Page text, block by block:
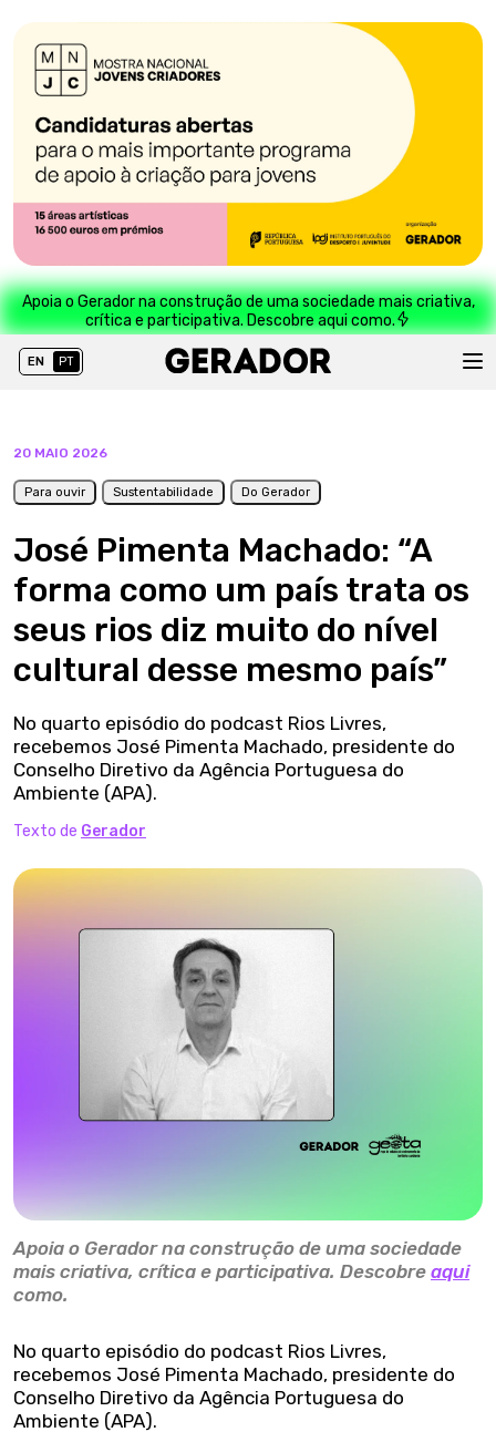
Apoia o Gerador na construção de uma sociedade mais criativa,
crítica e participativa. Descobre aqui como.
EN PT
20 MAIO 2026
Para ouvir Sustentabilidade Do Gerador
José Pimenta Machado: “A
forma como um país trata os
seus rios diz muito do nível
cultural desse mesmo país”
No quarto episódio do podcast Rios Livres,
recebemos José Pimenta Machado, presidente do
Conselho Diretivo da Agência Portuguesa do
Ambiente (APA).
Texto de Gerador
Apoia o Gerador na construção de uma sociedade
mais criativa, crítica e participativa. Descobre aqui
como.
No quarto episódio do podcast Rios Livres,
recebemos José Pimenta Machado, presidente do
Conselho Diretivo da Agência Portuguesa do
Ambiente (APA).